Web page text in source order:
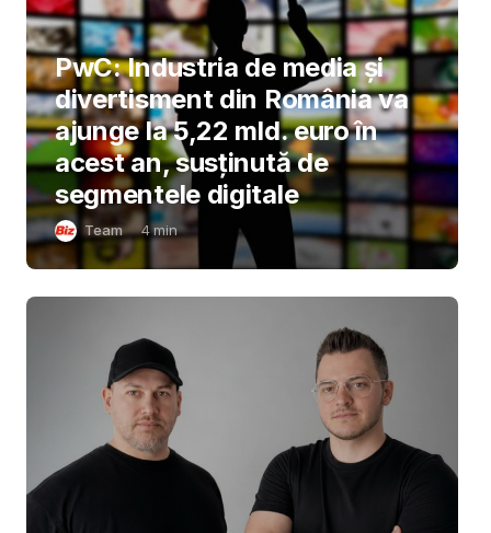
PwC: Industria de media și
divertisment din România va
ajunge la 5,22 mld. euro în
acest an, susținută de
segmentele digitale
Team 4min